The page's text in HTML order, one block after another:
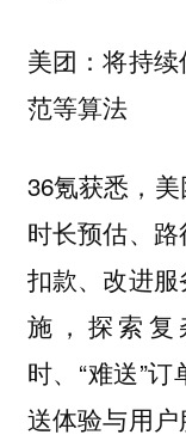
美团：将持
范等算法
36氪获悉，美
时长预估、
扣款、改进
施，探索
时、“难送”
送体验与用